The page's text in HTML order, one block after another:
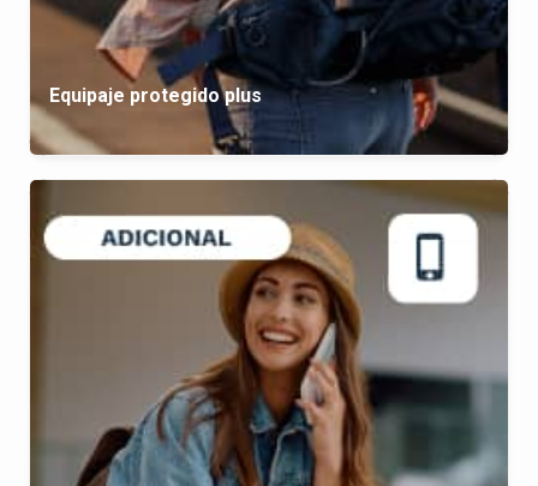
Equipaje protegido plus